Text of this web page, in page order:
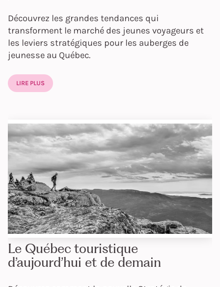
Découvrez les grandes tendances qui
transforment le marché des jeunes voyageurs et
les leviers stratégiques pour les auberges de
jeunesse au Québec.
LIRE PLUS
Le Québec touristique
d’aujourd’hui et de demain